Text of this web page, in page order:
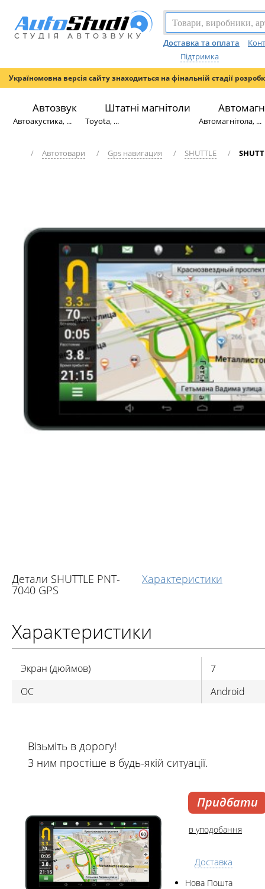
Доставка та оплата
Підтримка
Україномовна версія сайту знаходиться на фінальній стадії
Автозвук
Автоакустика, ...
Штатні магнітоли
Toyota, ... Автомагнітола, ...
/ Автотовари / Gps навигация / SHUTTLE /
Детали SHUTTLE PNT-
7040 GPS
Характеристики
Характеристики
Экран (дюймов)
7
OC
Android
Візьміть в дорогу!
З ним простіше в будь-якій ситуації.
Придбати
в уподобання
Доставка
Нова Пошта